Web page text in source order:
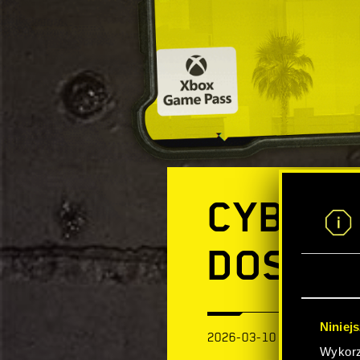
2026-03-10